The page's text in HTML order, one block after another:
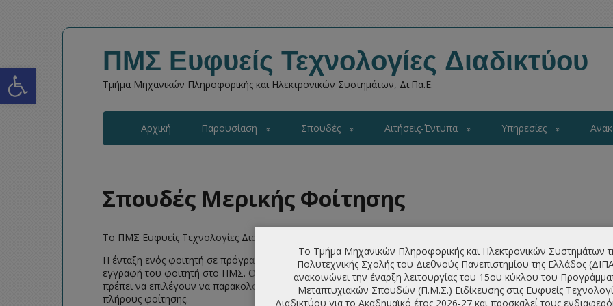
Open toolbar ΠΜΣ Ευφυείς Τεχνολογίες Διαδικτύου
Τμήμα Μηχανικών Πληροφορικής και Ηλεκτρονικών Συστημάτων, Δι.Πα.Ε.
Αρχική Παρουσίαση Σπουδές Αιτήσεις-Έντυπα Υπηρεσίες
Σπουδές Μερικής Φοίτησης
Το ΠΜΣ Ευφυείς Τεχνολογίες Διαδικτύου προσφέρει τη δυνατότητα σπουδών μερική φοίτησης.
Η ένταξη ενός φοιτητή σε πρόγραμμα μερικής φοίτησης μπορεί να γίνει με αίτηση του και κατά την
εγγραφή του φοιτητή στο ΠΜΣ. Οι φοιτητές οι οποίοι εντάσσονται στη διαδικασία μερικής φοίτησης θα
πρέπει να επιλέγουν να παρακολουθήσουν μεταξύ μαθημάτων που διδάσκονται κατά τη διαδικασία
πλήρους φοίτησης.
Το Τμήμα Μηχανικών Πληροφορικής και Ηλεκτρονικών Συστημάτων
Πολυτεχνικής Σχολής του Διεθνούς Πανεπιστημίου της Ελλάδος
ανακοινώνει την έναρξη λειτουργίας του 15ου κύκλου του
Μεταπτυχιακών Σπουδών (Π.Μ.Σ.) Ειδίκευσης στις Ευφυείς
Διαδικτύου για το Ακαδημαϊκό έτος 2026-27 και προσκαλεί τους